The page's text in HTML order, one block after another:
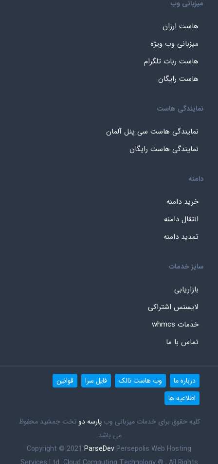
میزبانی وب
هاست ارزان
میزبانی وب ویژه
هاست ربات تلگرام
هاست رایگان
نمایندگی هاست
نمایندگی هاست سی پنل آلمان
نمایندگی هاست رایگان
دامنه
خرید دامنه
انتقال دامنه
تمدید دامنه
سایز خدمات
بازاریابی
لایسنس اشتراکی
خدمات whmcs
تماس با ما
درباره ما وب هاست تالک فایل سرا
قوانین
اطلاعیه ها
کلیه حقوق برای خدمات میزبانی وبپارسه دو تخت جمشید محفوظ
می باشد.
Copyright © 2021 ParseDev Persepolis Web Hosting